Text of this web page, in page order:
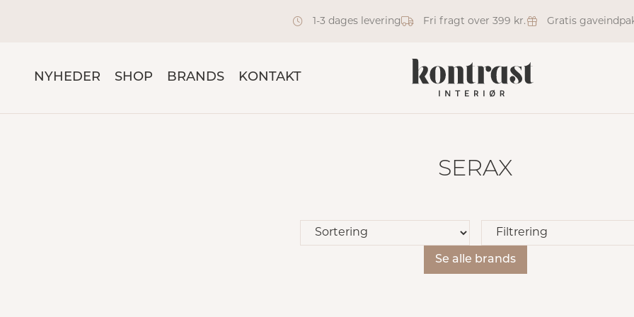
1-3 dages levering Fri fragt over 399 kr. Gratis
NYHEDER SHOP BRANDS KONTAKT
SERAX
Se alle brands